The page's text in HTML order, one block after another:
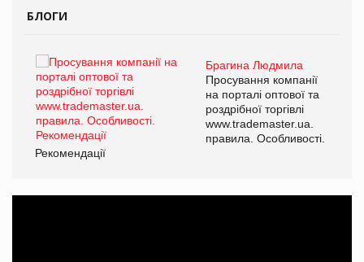
БЛОГИ
Брагина Людмила
Просування компанії
на порталі оптової та
роздрібної торгівлі
www.trademaster.ua.
правила. Особливості.
Рекомендації